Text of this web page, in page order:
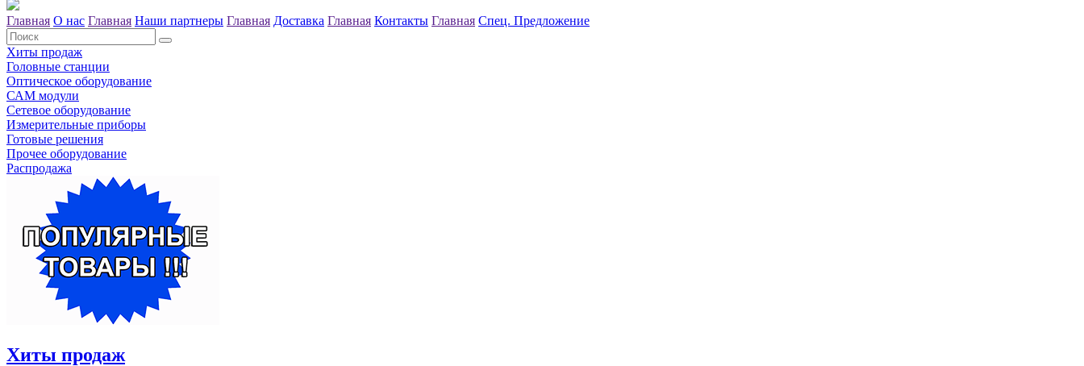
Главная О нас Главная Наши партнеры Главная Доставка Главная Контакты Главная Спец. Предложение
Хиты продаж
Головные станции
Оптическое оборудование
САM модули
Сетевое оборудование
Измерительные приборы
Готовые решения
Прочее оборудование
Распродажа
Хиты продаж